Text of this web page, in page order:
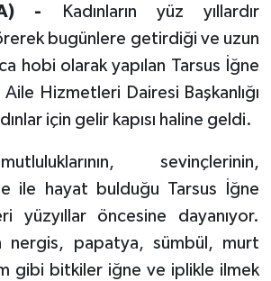
-
Kadınların yüz yıllardır
bugünlere getirdiği ve uzun
hobi olarak yapılan Tarsus İğne
Aile Hizmetleri Dairesi Başkanlığı
için gelir kapısı haline geldi.
sevinçlerinin,
ile hayat bulduğu Tarsus İğne
yüzyıllar öncesine dayanıyor.
nergis, papatya, sümbül, murt
gibi bitkiler iğne ve iplikle ilmek